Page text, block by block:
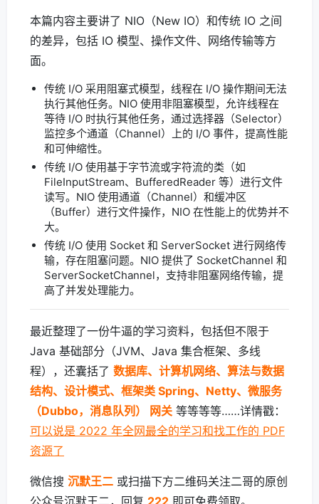
本篇内容主要讲了 NIO（New IO）和传统 IO 之间
的差异，包括 IO 模型、操作文件、网络传输等方
面。
传统 I/O 采用阻塞式模型，线程在 I/O 操作期间无法
执行其他任务。NIO 使用非阻塞模型，允许线程在
等待 I/O 时执行其他任务，通过选择器（Selector）
监控多个通道（Channel）上的 I/O 事件，提高性能
和可伸缩性。
传统 I/O 使用基于字节流或字符流的类（如
FileInputStream、BufferedReader 等）进行文件
读写。NIO 使用通道（Channel）和缓冲区
（Buffer）进行文件操作，NIO 在性能上的优势并不
大。
传统 I/O 使用 Socket 和 ServerSocket 进行网络传
输，存在阻塞问题。NIO 提供了 SocketChannel 和
ServerSocketChannel，支持非阻塞网络传输，提
高了并发处理能力。
最近整理了一份牛逼的学习资料，包括但不限于
Java 基础部分（JVM、Java 集合框架、多线
程），还囊括了 数据库、计算机网络、算法与数据
结构、设计模式、框架类 Spring、Netty、微服务
（Dubbo，消息队列） 网关 等等等等……详情戳：
可以说是 2022 年全网最全的学习和找工作的 PDF
资源了
微信搜 沉默王二 或扫描下方二维码关注二哥的原创